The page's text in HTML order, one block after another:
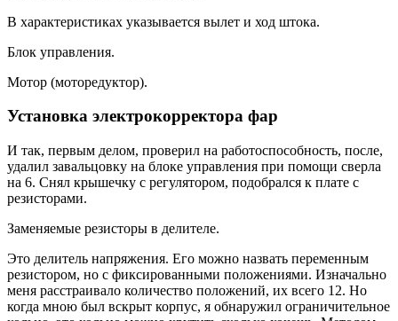
В характеристиках указывается вылет и ход штока.
Блок управления.
Мотор (моторедуктор).
Установка электрокорректора фар
И так, первым делом, проверил на работоспособность, после,
удалил завальцовку на блоке управления при помощи сверла
на 6. Снял крышечку с регулятором, подобрался к плате с
резисторами.
Заменяемые резисторы в делителе.
Это делитель напряжения. Его можно назвать переменным
резистором, но с фиксированными положениями. Изначально
меня расстраивало количество положений, их всего 12. Но
когда мною был вскрыт корпус, я обнаружил ограничительное